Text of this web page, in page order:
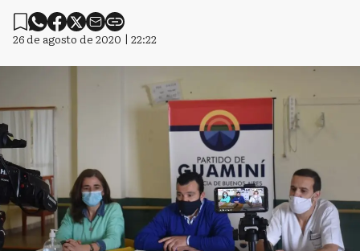
26 de agosto de 2020 | 22:22